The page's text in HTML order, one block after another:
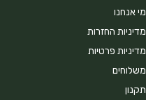
מי אנחנו
מדיניות החזרות
מדיניות פרטיות
משלוחים
תקנון